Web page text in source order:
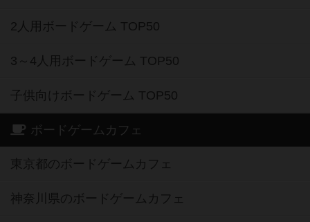
2人用ボードゲーム TOP50
3～4人用ボードゲーム TOP50
子供向けボードゲーム TOP50
ボードゲームカフェ
東京都のボードゲームカフェ
神奈川県のボードゲームカフェ